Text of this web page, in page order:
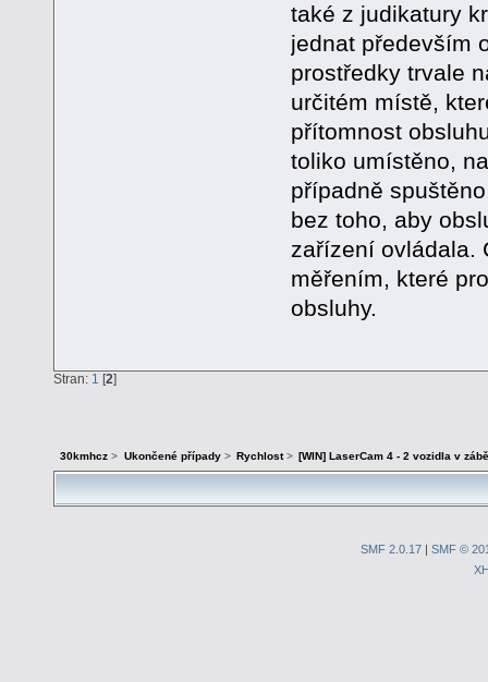
také z judikatury
jednat především
prostředky trvale
určitém místě,
přítomnost
toliko umístěno,
případně
bez toho, aby
zařízení ovládala.
měřením, které
obsluhy.
Stran: 1 [2]
30kmhcz > Ukončené případy> Rychlost> [WIN] LaserCam 4 - 2 vozidla v
SMF 2.0.17| SMF ©